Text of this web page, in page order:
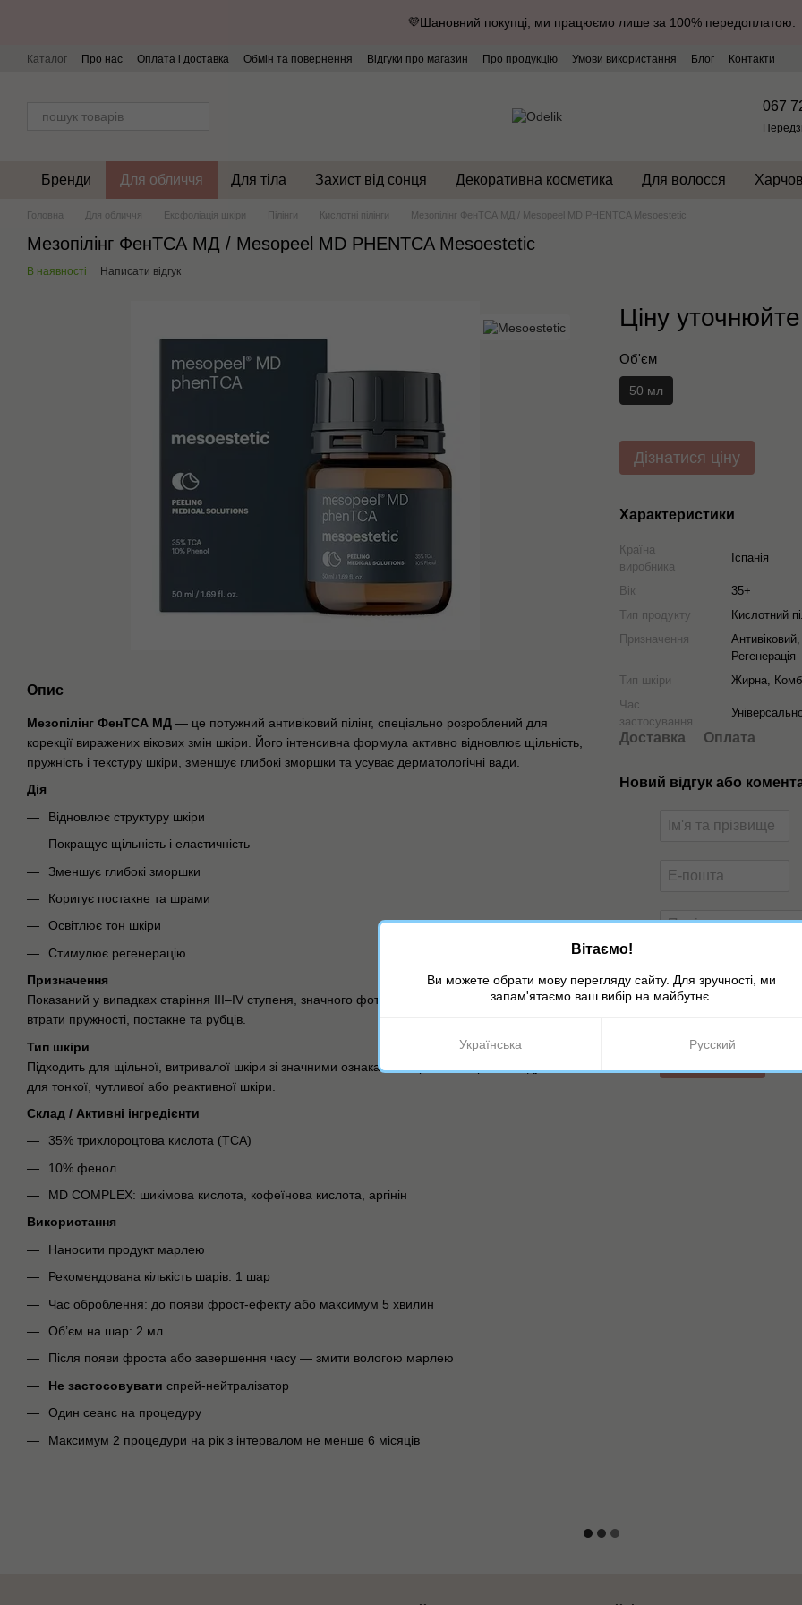
💜Шановний покупці, ми працюємо лише за 100% передоплатою.
Каталог Про нас Оплата і доставка Обмін та повернення Відгуки про магазин Про продукцію Умови використання Блог Контакти
067
Бренди Для обличчя Для тіла Захист від сонця Декоративна косметика Для волосся
Головна Для обличчя Ексфоліація шкіри Пілінги Кислотні пілінги Мезопілінг ФенТСА МД / Мesopeel MD PHENTCA Mesoestetic
Мезопілінг ФенТСА МД / Мesopeel MD PHENTCA Mesoestetic
В наявності Написати відгук
Опис
Мезопілінг ФенТСА МД — це потужний антивіковий пілінг, спеціально розроблений для
корекції виражених вікових змін шкіри. Його інтенсивна формула активно відновлює щільність,
пружність і текстуру шкіри, зменшує глибокі зморшки та усуває дерматологічні вади.
Дія
Відновлює структуру шкіри
Покращує щільність і еластичність
Зменшує глибокі зморшки
Коригує постакне та шрами
Освітлює тон шкіри
Стимулює регенерацію
Призначення
Показаний у випадках старіння III–IV ступеня, значного фотостаріння, виражених зморшок,
втрати пружності, постакне та рубців.
Тип шкіри
Підходить для щільної, витривалої шкіри зі значними ознаками старіння. Не рекомендується
для тонкої, чутливої або реактивної шкіри.
Склад / Активні інгредієнти
35% трихлороцтова кислота (TCA)
10% фенол
MD COMPLEX: шикімова кислота, кофеїнова кислота, аргінін
Використання
Наносити продукт марлею
Рекомендована кількість шарів: 1 шар
Час оброблення: до появи фрост-ефекту або максимум 5 хвилин
Об’єм на шар: 2 мл
Після появи фроста або завершення часу — змити вологою марлею
Не застосовувати спрей-нейтралізатор
Один сеанс на процедуру
Максимум 2 процедури на рік з інтервалом не менше 6 місяців
Ціну уточнюйте
Об'єм
50 мл
Дізнатися ціну
Характеристики
Країна
виробника
Іспанія
Вік
35+
Тип продукту
Кислотний
Призначення
Регенерація
Тип шкіри
Жирна,
Час
застосування
Доставка Оплата
Новий відгук або
Вітаємо!
Ви можете обрати мову перегляду сайту. Для зручності, ми
запам'ятаємо ваш вибір на майбутнє.
Українська Русский